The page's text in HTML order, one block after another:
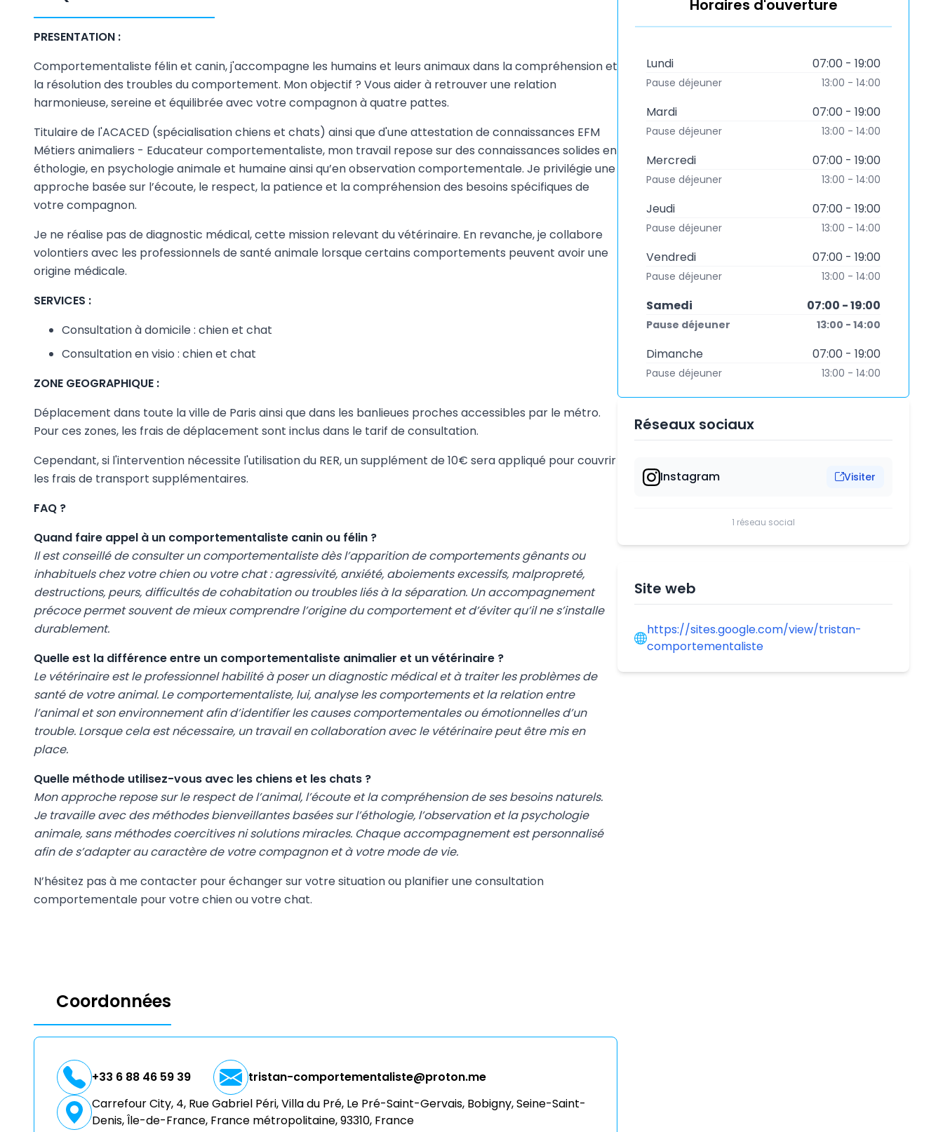
PRESENTATION :
Comportementaliste félin et canin, j'accompagne les humains et leurs animaux dans la compréhension et
la résolution des troubles du comportement. Mon objectif ? Vous aider à retrouver une relation
harmonieuse, sereine et équilibrée avec votre compagnon à quatre pattes.
Titulaire de l'ACACED (spécialisation chiens et chats) ainsi que d'une attestation de connaissances EFM
Métiers animaliers - Educateur comportementaliste, mon travail repose sur des connaissances solides en
éthologie, en psychologie animale et humaine ainsi qu’en observation comportementale. Je privilégie une
approche basée sur l’écoute, le respect, la patience et la compréhension des besoins spécifiques de
votre compagnon.
Je ne réalise pas de diagnostic médical, cette mission relevant du vétérinaire. En revanche, je collabore
volontiers avec les professionnels de santé animale lorsque certains comportements peuvent avoir une
origine médicale.
SERVICES :
Consultation à domicile : chien et chat
Consultation en visio : chien et chat
ZONE GEOGRAPHIQUE :
Déplacement dans toute la ville de Paris ainsi que dans les banlieues proches accessibles par le métro.
Pour ces zones, les frais de déplacement sont inclus dans le tarif de consultation.
Cependant, si l'intervention nécessite l'utilisation du RER, un supplément de 10€ sera appliqué pour couvrir
les frais de transport supplémentaires.
FAQ ?
Quand faire appel à un comportementaliste canin ou félin ?
Il est conseillé de consulter un comportementaliste dès l’apparition de comportements gênants ou
inhabituels chez votre chien ou votre chat : agressivité, anxiété, aboiements excessifs, malpropreté,
destructions, peurs, difficultés de cohabitation ou troubles liés à la séparation. Un accompagnement
précoce permet souvent de mieux comprendre l’origine du comportement et d’éviter qu’il ne s’installe
durablement.
Quelle est la différence entre un comportementaliste animalier et un vétérinaire ?
Le vétérinaire est le professionnel habilité à poser un diagnostic médical et à traiter les problèmes de
santé de votre animal. Le comportementaliste, lui, analyse les comportements et la relation entre
l’animal et son environnement afin d’identifier les causes comportementales ou émotionnelles d’un
trouble. Lorsque cela est nécessaire, un travail en collaboration avec le vétérinaire peut être mis en
place.
Quelle méthode utilisez-vous avec les chiens et les chats ?
Mon approche repose sur le respect de l’animal, l’écoute et la compréhension de ses besoins naturels.
Je travaille avec des méthodes bienveillantes basées sur l’éthologie, l’observation et la psychologie
animale, sans méthodes coercitives ni solutions miracles. Chaque accompagnement est personnalisé
afin de s’adapter au caractère de votre compagnon et à votre mode de vie.
N’hésitez pas à me contacter pour échanger sur votre situation ou planifier une consultation
comportementale pour votre chien ou votre chat.
Coordonnées
+33 6 88 46 59 39
tristan-comportementaliste@proton.me
Carrefour City, 4, Rue Gabriel Péri, Villa du Pré, Le Pré-Saint-Gervais, Bobigny, Seine-Saint-
Denis, Île-de-France, France métropolitaine, 93310, France
Horaires d'ouverture
Lundi 07:00 - 19:00
Pause déjeuner 13:00 - 14:00
Mardi 07:00 - 19:00
Pause déjeuner 13:00 - 14:00
Mercredi 07:00 - 19:00
Pause déjeuner 13:00 - 14:00
Jeudi 07:00 - 19:00
Pause déjeuner 13:00 - 14:00
Vendredi 07:00 - 19:00
Pause déjeuner 13:00 - 14:00
Samedi 07:00 - 19:00
Pause déjeuner 13:00 - 14:00
Dimanche 07:00 - 19:00
Pause déjeuner 13:00 - 14:00
Réseaux sociaux
Instagram Visiter
1 réseau social
Site web
https://sites.google.com/view/tristan-
comportementaliste